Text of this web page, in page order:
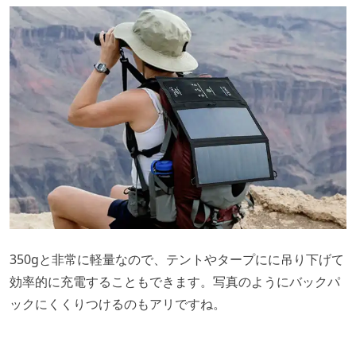
350gと非常に軽量なので、テントやタープにに吊り下げて
効率的に充電することもできます。写真のようにバックパ
ックにくくりつけるのもアリですね。